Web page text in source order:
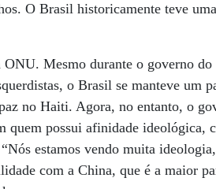
O Brasil historicamente teve
Mesmo durante o governo
o Brasil se manteve um
no Haiti. Agora, no entanto, o
quem possui afinidade ideológica,
estamos vendo muita
com a China, que é a maior